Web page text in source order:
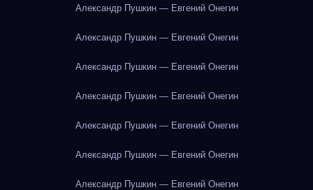
Александр Пушкин — Евгений Онегин
Александр Пушкин — Евгений Онегин
Александр Пушкин — Евгений Онегин
Александр Пушкин — Евгений Онегин
Александр Пушкин — Евгений Онегин
Александр Пушкин — Евгений Онегин
Александр Пушкин — Евгений Онегин